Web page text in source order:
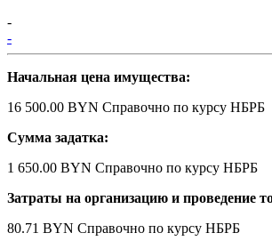
-
-
Начальная цена имущества:
16 500.00 BYN Справочно по курсу НБРБ
Сумма задатка:
1 650.00 BYN Справочно по курсу НБРБ
Затраты на организацию и проведение
80.71 BYN Справочно по курсу НБРБ